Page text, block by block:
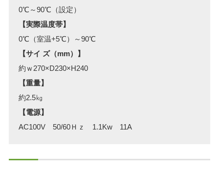
0℃～90℃（設定）
【実際温度帯】
0℃（室温+5℃）～90℃
【サイ ズ（mm）】
約ｗ270×D230×H240
【重量】
約2.5㎏
【電源】
AC100V 50/60Ｈｚ 1.1Kw 11A